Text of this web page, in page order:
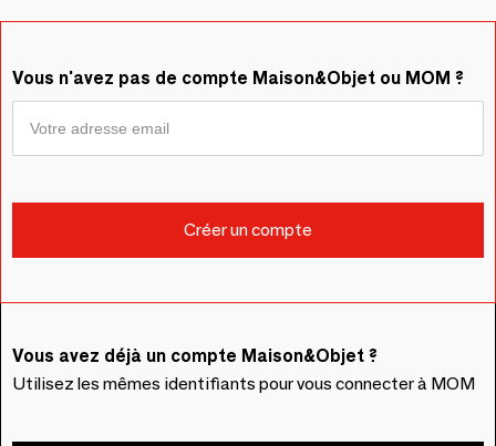
Vous n'avez pas de compte Maison&Objet ou MOM ?
Vous avez déjà un compte Maison&Objet ?
Utilisez les mêmes identifiants pour vous connecter à MOM